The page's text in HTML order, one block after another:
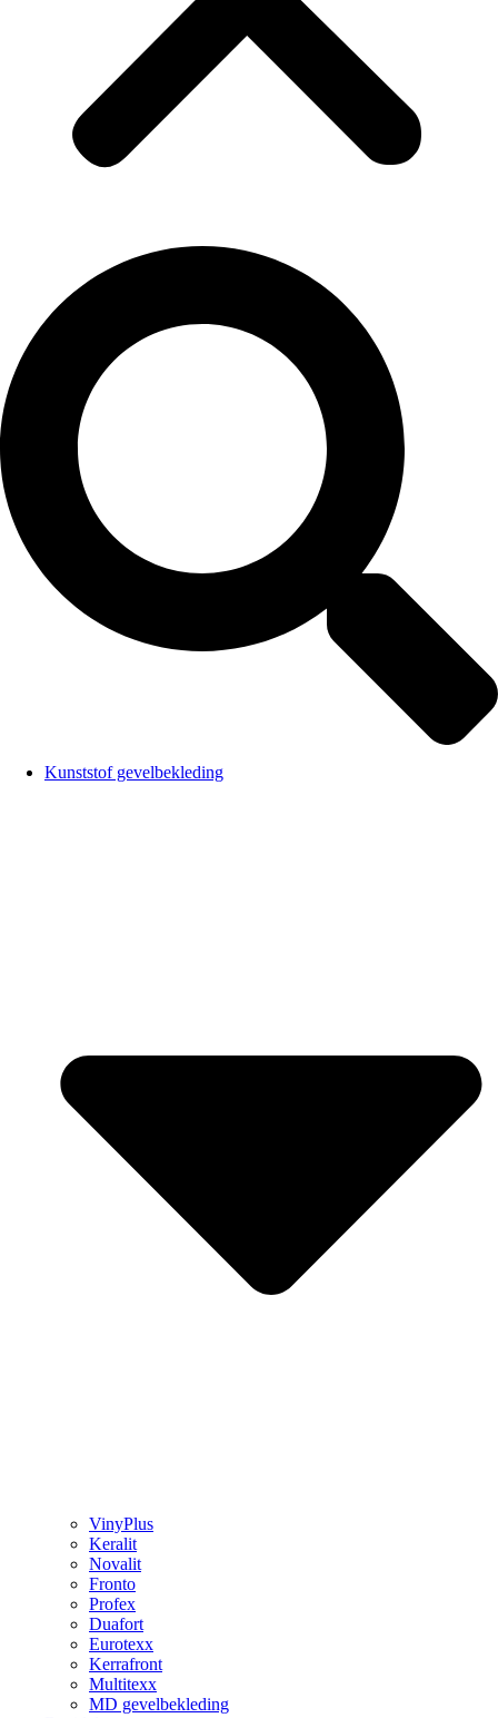
Kunststof gevelbekleding
VinyPlus
Keralit
Novalit
Fronto
Profex
Duafort
Eurotexx
Kerrafront
Multitexx
MD gevelbekleding